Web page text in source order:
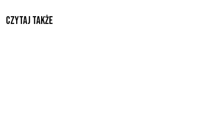
Czytaj także